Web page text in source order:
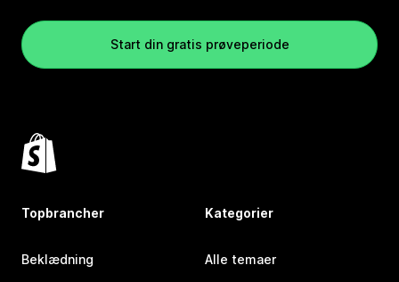
Start din gratis prøveperiode
Topbrancher
Beklædning
Kategorier
Alle temaer